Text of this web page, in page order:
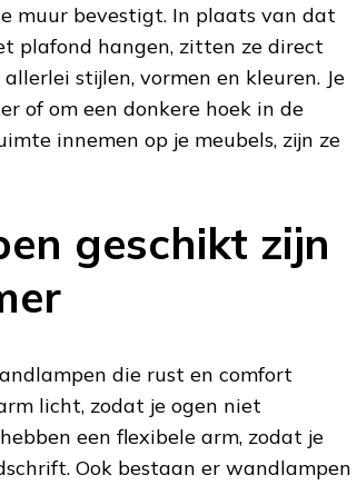
muur bevestigt. In plaats van dat
plafond hangen, zitten ze direct
stijlen, vormen en kleuren. Je
of om een donkere hoek in de
innemen op je meubels, zijn ze
geschikt zijn
die rust en comfort
licht, zodat je ogen niet
een flexibele arm, zodat je
Ook bestaan er wandlampen